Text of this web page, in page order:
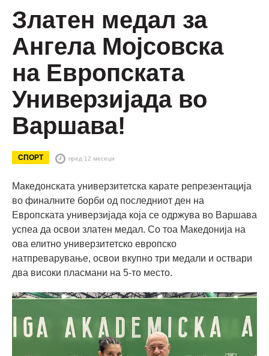
Златен медал за
Ангела Мојсовска
на Европската
Универзијада во
Варшава!
СПОРТ пред 12 месеци
Македонската универзитетска карате репрезентација
во финалните борби од последниот ден на
Европската универзијада која се одржува во Варшава
успеа да освои златен медал. Со тоа Македонија на
ова елитно универзитетско европско
натпреварување, освои вкупно три медали и оствари
два високи пласмани на 5-то место.